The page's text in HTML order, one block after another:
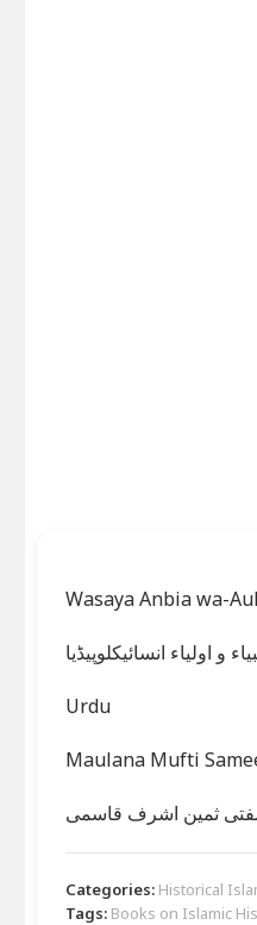
Wasaya Anbia wa-
و اولیاء انسائیکلوپیڈیا
Urdu
Maulana Mufti
مفتی ثمین اشرف قاسمی
Categories: Historical
Tags: Books on Islamic